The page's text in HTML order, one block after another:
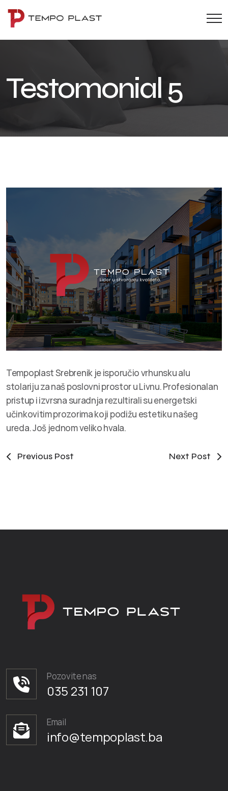
Testomonial 5
Tempoplast Srebrenik je isporučio vrhunsku alu
stolariju za naš poslovni prostor u Livnu. Profesionalan
pristup i izvrsna suradnja rezultirali su energetski
učinkovitim prozorima koji podižu estetiku našeg
ureda. Još jednom veliko hvala.
Previous Post Next Post
Pozovite nas
035 231 107
Email
info@tempoplast.ba